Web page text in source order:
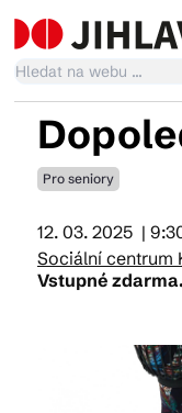
Kalendář akcí
Tradiční akce
Pro seniory
12. 03. 2025 |
Sociální centrum
Vstupné zdarma.